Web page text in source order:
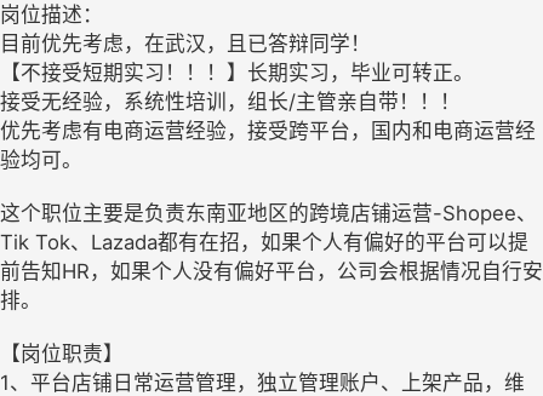
岗位描述：
目前优先考虑，在武汉，且已答辩同学！
【不接受短期实习！！！】长期实习，毕业可转正。
接受无经验，系统性培训，组长/主管亲自带！！！
优先考虑有电商运营经验，接受跨平台，国内和电商运营经
验均可。
这个职位主要是负责东南亚地区的跨境店铺运营-Shopee、
Tik Tok、Lazada都有在招，如果个人有偏好的平台可以提
前告知HR，如果个人没有偏好平台，公司会根据情况自行安
排。
【岗位职责】
1、平台店铺日常运营管理，独立管理账户、上架产品，维